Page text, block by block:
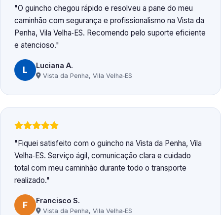
O guincho chegou rápido e resolveu a pane do meu
caminhão com segurança e profissionalismo na Vista da
Penha, Vila Velha‑ES. Recomendo pelo suporte eficiente
e atencioso.
L Luciana A.
Vista da Penha, Vila Velha‑ES
Fiquei satisfeito com o guincho na Vista da Penha, Vila
Velha‑ES. Serviço ágil, comunicação clara e cuidado
total com meu caminhão durante todo o transporte
realizado.
F Francisco S.
Vista da Penha, Vila Velha‑ES